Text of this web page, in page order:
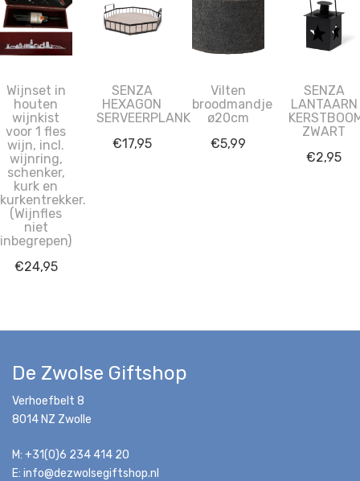
Wijnset in
houten
wijnkist
voor 1 fles
wijn, incl.
wijnring,
schenker,
kurk en
kurkentrekker.
(Wijnfles
niet
inbegrepen)
€24,95
SENZA
HEXAGON
SERVEERPLANK
€17,95
Vilten
broodmandje
ø20cm
€5,99
SENZA
LANTAARN
ZWART
€2,95
De Zwolse Giftshop
Verhoefbelt 8
8014 NZ Zwolle
M: +31(0)6 234 414 20
E: info@dezwolsegiftshop.nl